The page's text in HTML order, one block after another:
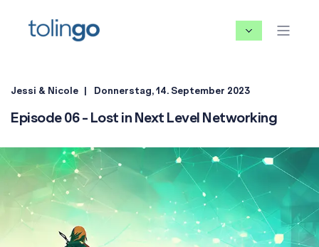
Jessi & Nicole Donnerstag, 14. September 2023
Episode 06 - Lost in Next Level Networking